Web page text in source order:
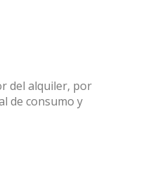
del alquiler, por
de consumo y